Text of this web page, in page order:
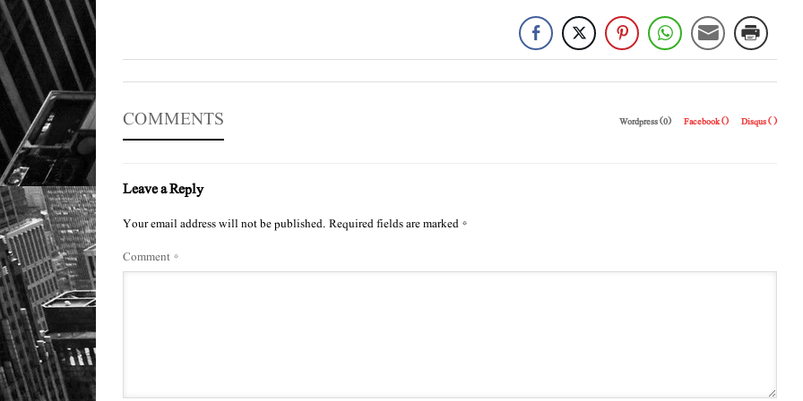
COMMENTS Wordpress (0) Facebook () Disqus ()
Leave a Reply
Your email address will not be published.Required fields are marked*
Comment*